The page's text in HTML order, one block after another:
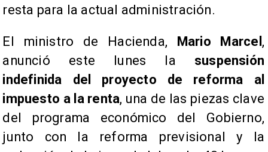
resta para la actual administración.
El ministro de Hacienda, Mario Marcel ,
anunció este lunes la suspensión
indefinida del proyecto de reforma al
impuesto a la renta, una de las piezas clave
del programa económico del Gobierno,
junto con la reforma previsional y la